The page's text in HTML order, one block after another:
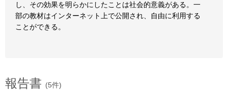
し、その効果を明らかにしたことは社会的意義がある。一
部の教材はインターネット上で公開され、自由に利用する
ことができる。
報告書 (5件)